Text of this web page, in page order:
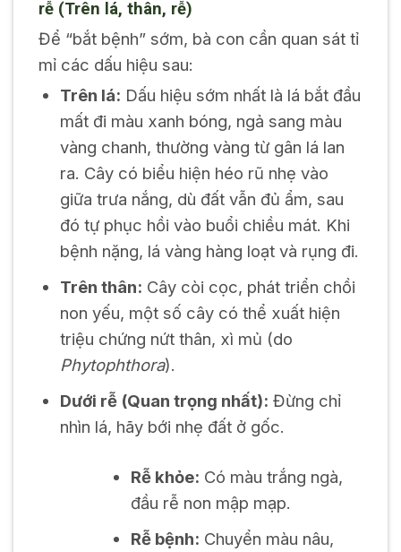
rễ (Trên lá, thân, rễ)
Để “bắt bệnh” sớm, bà con cần quan sát tỉ
mỉ các dấu hiệu sau:
Trên lá: Dấu hiệu sớm nhất là lá bắt đầu
mất đi màu xanh bóng, ngả sang màu
vàng chanh, thường vàng từ gân lá lan
ra. Cây có biểu hiện héo rũ nhẹ vào
giữa trưa nắng, dù đất vẫn đủ ẩm, sau
đó tự phục hồi vào buổi chiều mát. Khi
bệnh nặng, lá vàng hàng loạt và rụng đi.
Trên thân: Cây còi cọc, phát triển chồi
non yếu, một số cây có thể xuất hiện
triệu chứng nứt thân, xì mủ (do
Phytophthora).
Dưới rễ (Quan trọng nhất): Đừng chỉ
nhìn lá, hãy bới nhẹ đất ở gốc.
Rễ khỏe: Có màu trắng ngà,
đầu rễ non mập mạp.
Rễ bệnh: Chuyển màu nâu,